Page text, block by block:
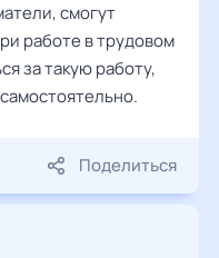
смогут
работе в трудовом
за такую работу,
Поделиться